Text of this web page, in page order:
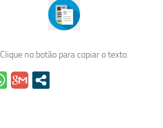
Clique no botão para copiar o texto.